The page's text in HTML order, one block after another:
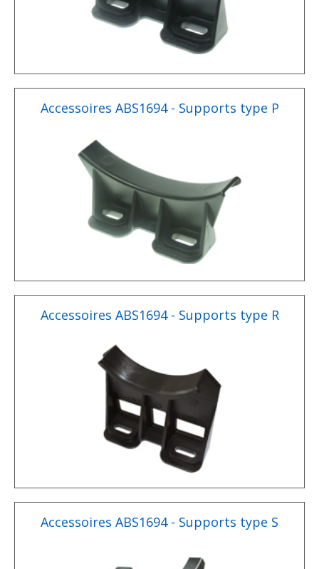
Accessoires ABS1694 - Supports type P
Accessoires ABS1694 - Supports type R
Accessoires ABS1694 - Supports type S